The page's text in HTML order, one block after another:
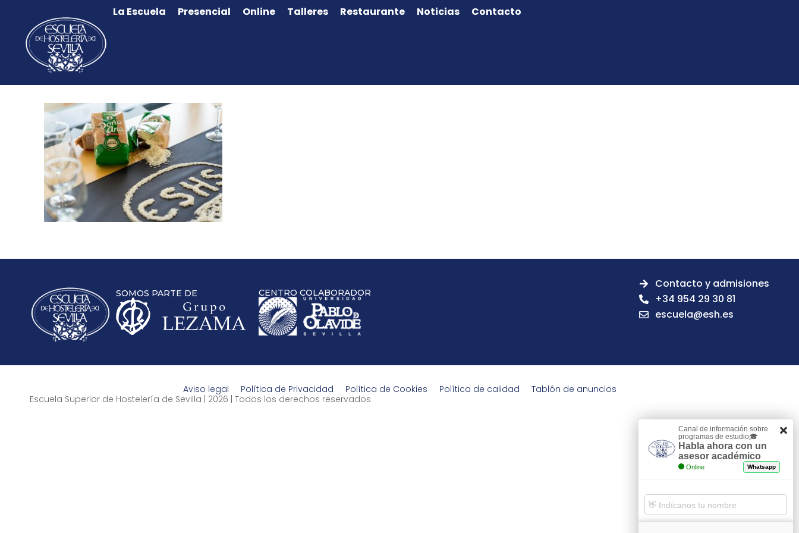
La Escuela Presencial Online Talleres Restaurante Noticias Contacto
SOMOS PARTE DE CENTRO COLABORADOR
Contacto y admisiones
+34 954 29 30 81
escuela@esh.es
Aviso legal Política de Privacidad Política de Cookies Política de calidad
Tablón de anuncios
Escuela Superior de Hostelería de Sevilla | 2026 | Todos los derechos reservados
Canal de información sobre
programas de estudio🎓
Habla ahora con un
asesor académico
Online Whatsapp